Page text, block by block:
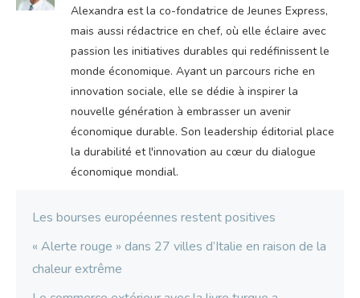
Alexandra est la co-fondatrice de Jeunes Express,
mais aussi rédactrice en chef, où elle éclaire avec
passion les initiatives durables qui redéfinissent le
monde économique. Ayant un parcours riche en
innovation sociale, elle se dédie à inspirer la
nouvelle génération à embrasser un avenir
économique durable. Son leadership éditorial place
la durabilité et l'innovation au cœur du dialogue
économique mondial.
Les bourses européennes restent positives
« Alerte rouge » dans 27 villes d’Italie en raison de la
chaleur extrême